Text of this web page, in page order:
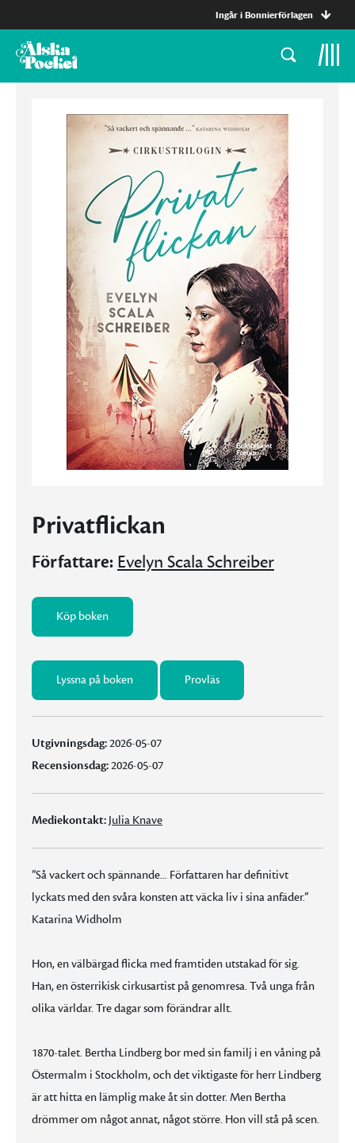
Ingår i Bonnierförlagen
Privatflickan
Författare: Evelyn Scala Schreiber
Köp boken
Lyssna på boken Provläs
Utgivningsdag:2026-05-07
Recensionsdag:2026-05-07
Mediekontakt:Julia Knave
”Så vackert och spännande... Författaren har definitivt
lyckats med den svåra konsten att väcka liv i sina anfäder.”
Katarina Widholm
Hon, en välbärgad flicka med framtiden utstakad för sig.
Han, en österrikisk cirkusartist på genomresa. Två unga från
olika världar. Tre dagar som förändrar allt.
1870-talet. Bertha Lindberg bor med sin familj i en våning på
Östermalm i Stockholm, och det viktigaste för herr Lindberg
är att hitta en lämplig make åt sin dotter. Men Bertha
drömmer om något annat, något större. Hon vill stå på scen.